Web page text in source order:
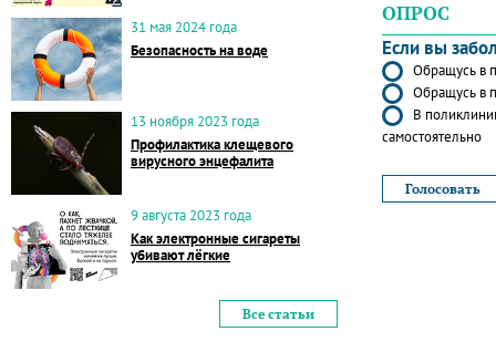
31 мая 2024 года
Безопасность на воде
13 ноября 2023 года
Профилактика клещевого
вирусного энцефалита
9 августа 2023 года
Как электронные сигареты
убивают лёгкие
Все статьи
ОПРОС
Если вы
Обращусь в
Обращусь в
В
самостоятельно